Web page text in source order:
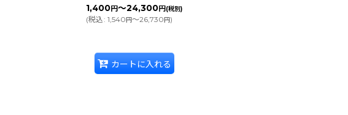
1,400円～24,300円 (税別)
(税込: 1,540 円～26,730 円)
カートに入れる